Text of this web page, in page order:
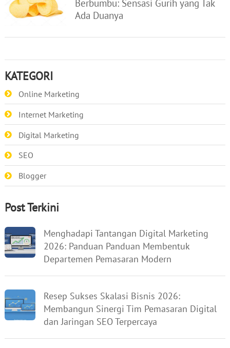
Berbumbu: Sensasi Gurih yang Tak
Ada Duanya
KATEGORI
Online Marketing
Internet Marketing
Digital Marketing
SEO
Blogger
Post Terkini
Menghadapi Tantangan Digital Marketing
2026: Panduan Panduan Membentuk
Departemen Pemasaran Modern
Resep Sukses Skalasi Bisnis 2026:
Membangun Sinergi Tim Pemasaran Digital
dan Jaringan SEO Terpercaya